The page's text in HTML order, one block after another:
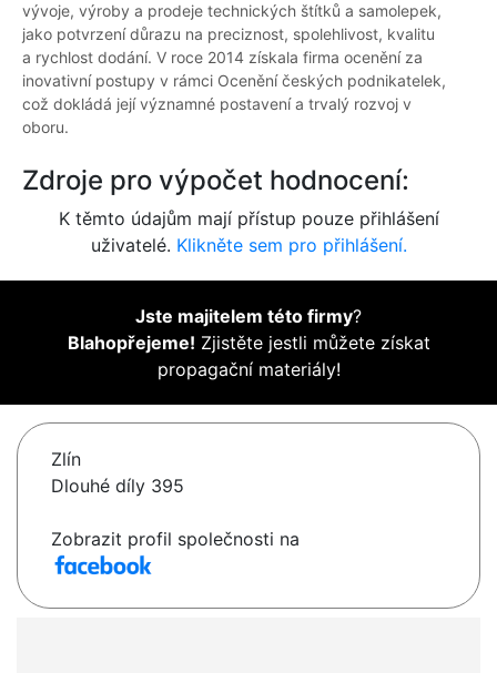
vývoje, výroby a prodeje technických štítků a samolepek,
jako potvrzení důrazu na preciznost, spolehlivost, kvalitu
a rychlost dodání. V roce 2014 získala firma ocenění za
inovativní postupy v rámci Ocenění českých podnikatelek,
což dokládá její významné postavení a trvalý rozvoj v
oboru.
Zdroje pro výpočet hodnocení:
K těmto údajům mají přístup pouze přihlášení
uživatelé. Klikněte sem pro přihlášení.
Jste majitelem této firmy?
Blahopřejeme! Zjistěte jestli můžete získat
propagační materiály!
Zlín
Dlouhé díly 395
Zobrazit profil společnosti na